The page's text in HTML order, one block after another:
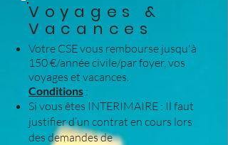
Voyages &
Vacances
Votre CSE vous rembourse jusqu'à
150 €/année civile/par foyer, vos
voyages et vacances.
Conditions :
Si vous êtes INTERIMAIRE : Il faut
justifier d’un contrat en cours lors
des demandes de